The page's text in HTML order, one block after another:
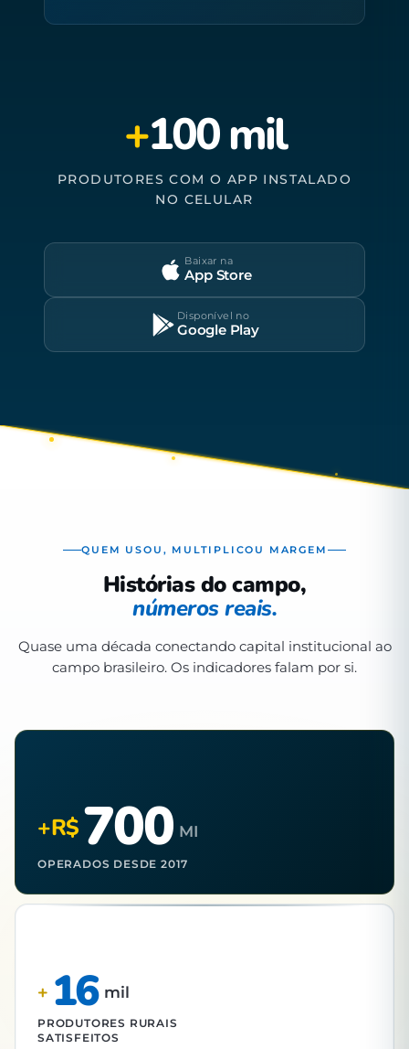
+100 mil
PRODUTORES COM O APP INSTALADO
NO CELULAR
Baixar na
App Store
Disponível no
Google Play
QUEM USOU, MULTIPLICOU MARGEM
Histórias do campo,
números reais.
Quase uma década conectando capital institucional ao
campo brasileiro. Os indicadores falam por si.
+R$700 MI
OPERADOS DESDE 2017
+ 16 mil
PRODUTORES RURAIS
SATISFEITOS